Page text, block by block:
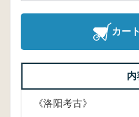
カー
内
《洛阳考古》